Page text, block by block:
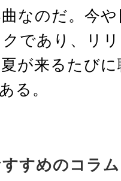
なのだ。今
であり、リ
が来るたび
る。
すめのコラム